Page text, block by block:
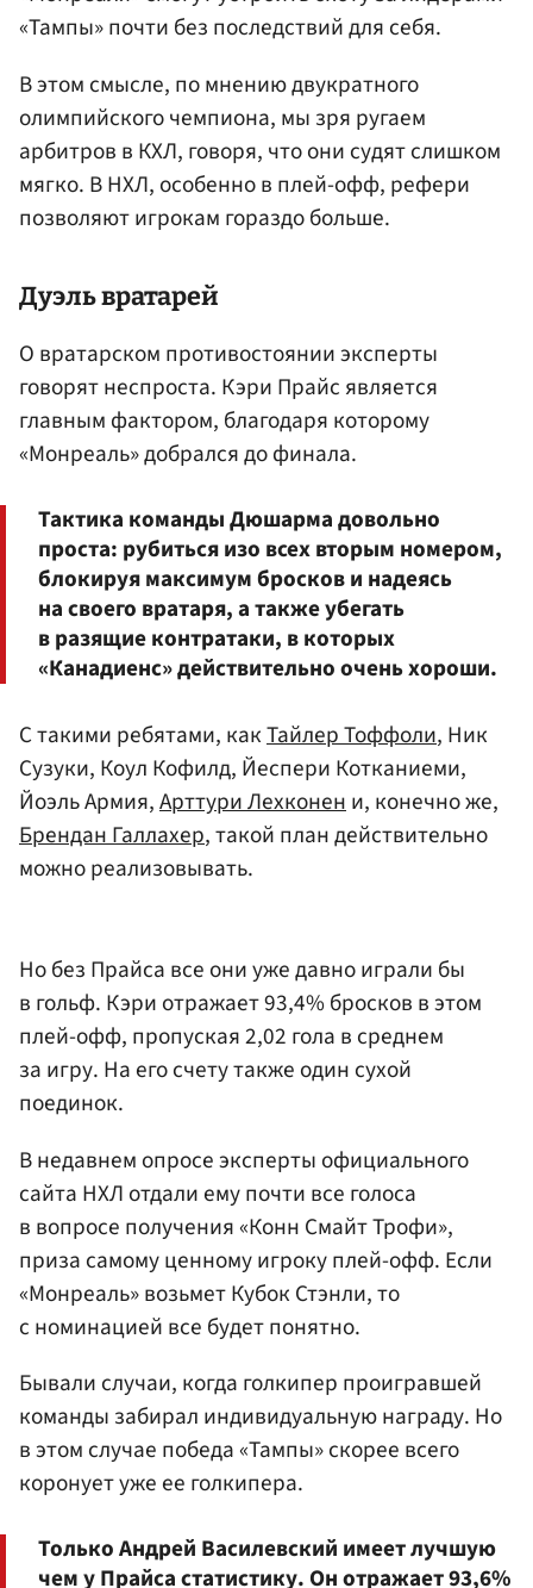
«Тампы» почти без последствий для себя.
В этом смысле, по мнению двукратного
олимпийского чемпиона, мы зря ругаем
арбитров в КХЛ, говоря, что они судят слишком
мягко. В НХЛ, особенно в плей-офф, рефери
позволяют игрокам гораздо больше.
Дуэль вратарей
О вратарском противостоянии эксперты
говорят неспроста. Кэри Прайс является
главным фактором, благодаря которому
«Монреаль» добрался до финала.
Тактика команды Дюшарма довольно
проста: рубиться изо всех вторым номером,
блокируя максимум бросков и надеясь
на своего вратаря, а также убегать
в разящие контратаки, в которых
«Канадиенс» действительно очень хороши.
С такими ребятами, какТайлер Тоффоли, Ник
Сузуки, Коул Кофилд, Йеспери Котканиеми,
Йоэль Армия,Арттури Лехконени, конечно же,
Брендан Галлахер, такой план действительно
можно реализовывать.
Но без Прайса все они уже давно играли бы
в гольф. Кэри отражает 93,4% бросков в этом
плей-офф, пропуская 2,02 гола в среднем
за игру. На его счету также один сухой
поединок.
В недавнем опросе эксперты официального
сайта НХЛ отдали ему почти все голоса
в вопросе получения «Конн Смайт Трофи»,
приза самому ценному игроку плей-офф. Если
«Монреаль» возьмет Кубок Стэнли, то
с номинацией все будет понятно.
Бывали случаи, когда голкипер проигравшей
команды забирал индивидуальную награду. Но
в этом случае победа «Тампы» скорее всего
коронует уже ее голкипера.
Только Андрей Василевский имеет лучшую
чем у Прайса статистику. Он отражает 93,6%